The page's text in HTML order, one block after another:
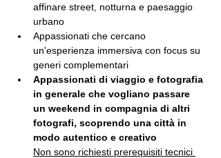
affinare street, notturna e paesaggio
urbano
Appassionati che cercano
un'esperienza immersiva con focus su
generi complementari
Appassionati di viaggio e fotografia
in generale che vogliano passare
un weekend in compagnia di altri
fotografi, scoprendo una città in
modo autentico e creativo
Non sono richiesti prerequisiti tecnici